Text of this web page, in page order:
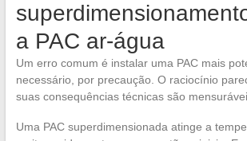
a PAC ar-água
Um erro comum é instalar uma PAC mais
necessário, por precaução. O raciocínio
suas consequências técnicas são
Uma PAC superdimensionada atinge a